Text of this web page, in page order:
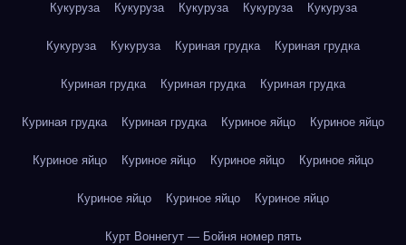
Кукуруза Кукуруза Кукуруза Кукуруза Кукуруза
Кукуруза Кукуруза Куриная грудка Куриная грудка
Куриная грудка Куриная грудка Куриная грудка
Куриная грудка Куриная грудка Куриное яйцо Куриное яйцо
Куриное яйцо Куриное яйцо Куриное яйцо Куриное яйцо
Куриное яйцо Куриное яйцо Куриное яйцо
Курт Воннегут — Бойня номер пять